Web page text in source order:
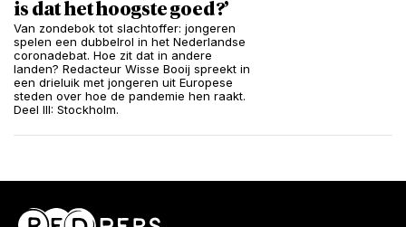
is dat het hoogste goed?’
Van zondebok tot slachtoffer: jongeren
spelen een dubbelrol in het Nederlandse
coronadebat. Hoe zit dat in andere
landen? Redacteur Wisse Booij spreekt in
een drieluik met jongeren uit Europese
steden over hoe de pandemie hen raakt.
Deel III: Stockholm.